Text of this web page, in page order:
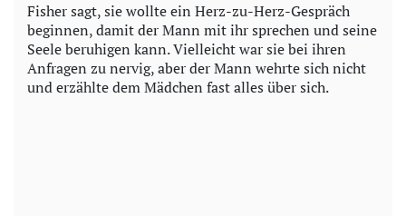
Fisher sagt, sie wollte ein Herz-zu-Herz-Gespräch
beginnen, damit der Mann mit ihr sprechen und seine
Seele beruhigen kann. Vielleicht war sie bei ihren
Anfragen zu nervig, aber der Mann wehrte sich nicht
und erzählte dem Mädchen fast alles über sich.